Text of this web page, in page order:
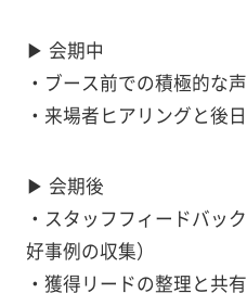
▶︎ 会期中
・ブース前での積極的な
・来場者ヒアリングと後
▶︎ 会期後
・スタッフフィードバッ
好事例の収集）
・獲得リードの整理と共有